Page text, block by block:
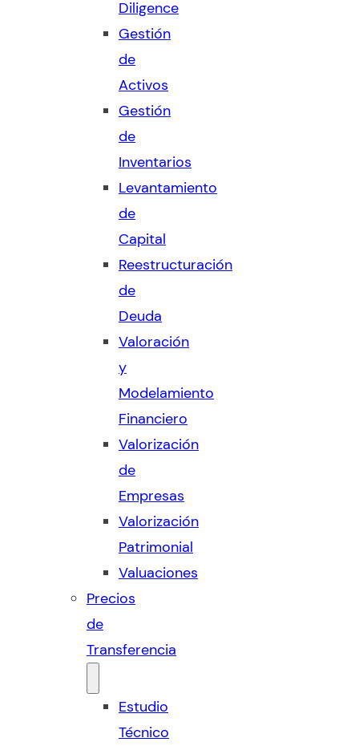
Diligence
Gestión
de
Activos
Gestión
de
Inventarios
Levantamiento
de
Capital
Reestructuración
de
Deuda
Valoración
y
Modelamiento
Financiero
Valorización
de
Empresas
Valorización
Patrimonial
Valuaciones
Precios
de
Transferencia
Estudio
Técnico